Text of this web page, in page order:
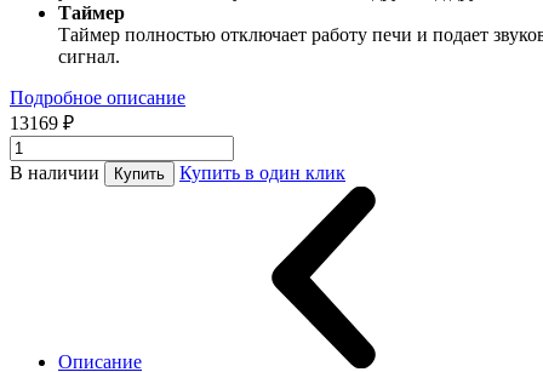
Таймер
Таймер полностью отключает работу печи и подает
сигнал.
Подробное описание
13169 ₽
В наличии Купить Купить в один клик
Описание